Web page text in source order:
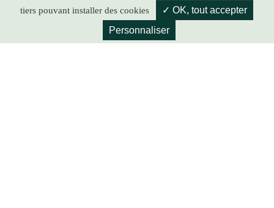
tiers pouvant installer des cookies
✓ OK, tout accepter
Personnaliser